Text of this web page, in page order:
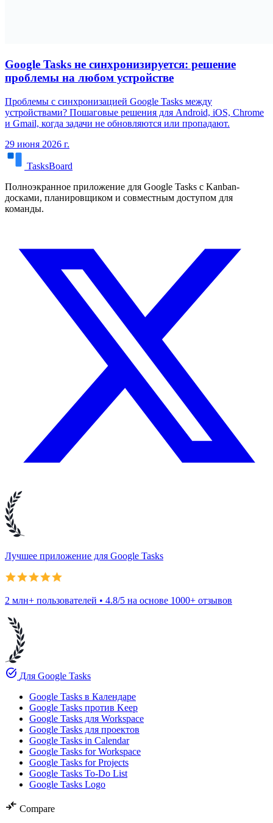
Google Tasks не синхронизируется: решение
проблемы на любом устройстве
Проблемы с синхронизацией Google Tasks между
устройствами? Пошаговые решения для Android, iOS, Chrome
и Gmail, когда задачи не обновляются или пропадают.
29 июня 2026 г.
TasksBoard
Полноэкранное приложение для Google Tasks с Kanban-
досками, планировщиком и совместным доступом для
команды.
Лучшее приложение для Google Tasks
2 млн+ пользователей • 4.8/5 на основе 1000+ отзывов
task_alt Для Google Tasks
Google Tasks в Календаре
Google Tasks против Keep
Google Tasks для Workspace
Google Tasks для проектов
Google Tasks in Calendar
Google Tasks for Workspace
Google Tasks for Projects
Google Tasks To-Do List
Google Tasks Logo
compare_arrows Compare